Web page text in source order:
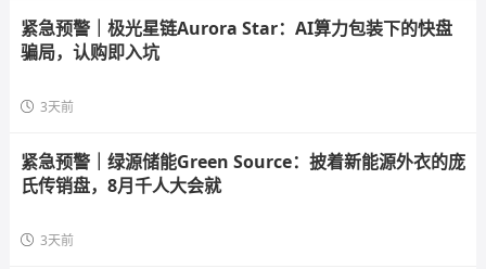
紧急预警｜极光星链Aurora Star：AI算力包装下的快盘
骗局，认购即入坑
3天前
紧急预警｜绿源储能Green Source：披着新能源外衣的庞
氏传销盘，8月千人大会就
3天前